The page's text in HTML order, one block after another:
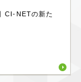
CI-NETの新た